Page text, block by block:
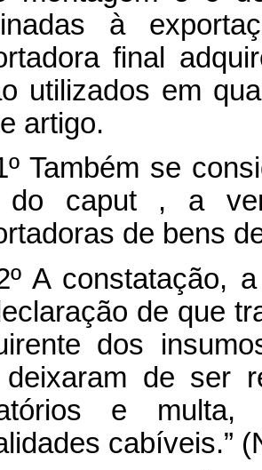
à
final
utilizados em
artigo.
Também se
do caput , a
de bens
A constatação,
de que
dos
de ser
e
cabíveis.”